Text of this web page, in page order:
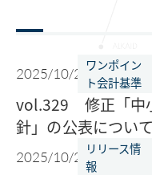
2025/10/27
ワンポイン
ト会計基準
vol.329 修正「中
針」の公表について
2025/10/20
リリース情
報